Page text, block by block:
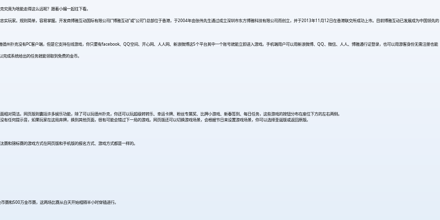
竟为啥能走得这么远呢？跟着小编一起往下看。
玩家。规则简单，容易掌握。开发商博雅互动国际有限公司(“博雅互动”或“公司”)总部位于香港，于2004年由张伟先生通过成立深圳市东方博雅科技有限公司而创立，并于2013年11月12日在香港联交所成功上市。目前博雅互动已发展成为中国领先的
扑克没有PC客户端，但是它支持在线游戏，你只要有facebook、QQ空间、开心网、人人网、新浪微博这5个平台其中一个账号就能立即进入游戏。手机端用户可以用新浪微博、QQ、微信、人人、博雅通行证登录，也可以用游客身份无需注册也能
成系统给出的任务就能领取到免费的金币。
对简洁。网页版则囊括许多娱乐功能，除了可以玩德州扑克，你还可以玩超级转转乐、幸运卡牌、粉丝专属奖、比牌小游戏、新春签到、每日任务，这些游戏的按钮分布在座位下方的左右两侧。
任何提示音，如果玩家在这局弃牌，换到其他页面，很有可能会错过下一局的游戏。网页版还可以切换游戏场景，会根据节日来设置游戏场景，你可以选择圣诞版或返回原版。
和锦标赛的游戏方式在网页版和手机版的报名方式、游戏方式都是一样的。
和500万金币赛，这两场比赛从白天开始相隔半小时穿插进行。